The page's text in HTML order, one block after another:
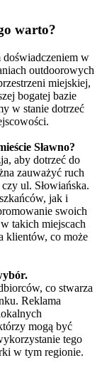
warto?
w
outdoorowych
miejskiej,
bogatej bazie
w stanie dotrzeć
Sławno?
aby dotrzeć do
zauważyć ruch
ul. Słowiańska.
jak i
swoich
takich miejscach
klientów, co może
co stwarza
Reklama
mogą być
tego
w tym regionie.